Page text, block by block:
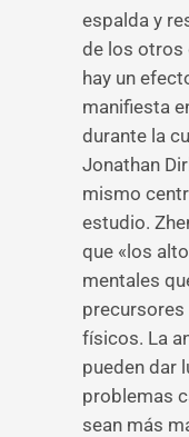
espalda y
de los otros
hay un
manifiesta
durante la
Jonathan
mismo
estudio.
que «los
mentales
físicos. La
pueden dar
problemas
sean más